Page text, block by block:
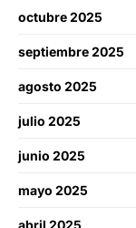
octubre 2025
septiembre 2025
agosto 2025
julio 2025
junio 2025
mayo 2025
abril 2025